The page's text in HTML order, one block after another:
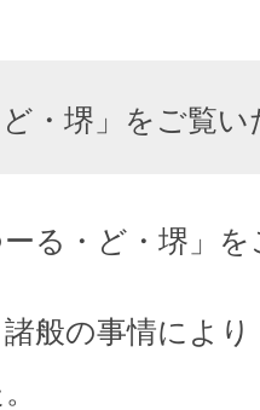
ど・堺」をご覧
る・ど・堺」
般の事情によ